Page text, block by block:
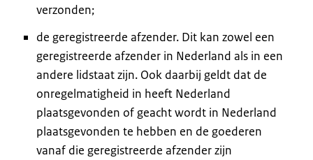
verzonden;
de geregistreerde afzender. Dit kan zowel een
geregistreerde afzender in Nederland als in een
andere lidstaat zijn. Ook daarbij geldt dat de
onregelmatigheid in heeft Nederland
plaatsgevonden of geacht wordt in Nederland
plaatsgevonden te hebben en de goederen
vanaf die geregistreerde afzender zijn